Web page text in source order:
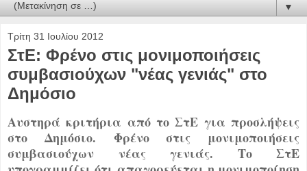
▼
Τρίτη 31 Ιουλίου 2012
ΣτΕ: Φρένο στις μονιμοποιήσεις
συμβασιούχων "νέας γενιάς" στο
Δημόσιο
Αυστηρά κριτήρια από το ΣτΕ για προσλήψεις
στο Δημόσιο. Φρένοστις μονιμοποιήσεις
συμβασιούχων νέας γενιάς. Το ΣτΕ